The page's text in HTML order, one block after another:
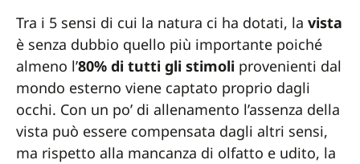
Tra i 5 sensi di cui la natura ci ha dotati, la vista
è senza dubbio quello più importante poiché
almeno l’80% di tutti gli stimoli provenienti dal
mondo esterno viene captato proprio dagli
occhi. Con un po’ di allenamento l’assenza della
vista può essere compensata dagli altri sensi,
ma rispetto alla mancanza di olfatto e udito, la